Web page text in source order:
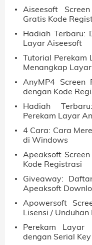
Aiseesoft
Gratis Kode
Hadiah Terbaru:
Layar Aiseesoft
Tutorial Perekam
Menangkap Layar
AnyMP4 Screen
dengan Kode
Hadiah
Perekam Layar
4 Cara: Cara
di Windows
Apeaksoft
Kode Registrasi
Giveaway:
Apeaksoft
Apowersoft
Lisensi / Unduhan
Perekam Layar
dengan Serial